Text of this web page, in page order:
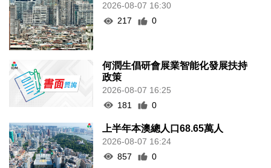
2026-08-07 16:30
217
0
何潤生倡研會展業智能化發展扶持
政策
2026-08-07 16:25
181
0
上半年本澳總人口68.65萬人
2026-08-07 16:24
857
0